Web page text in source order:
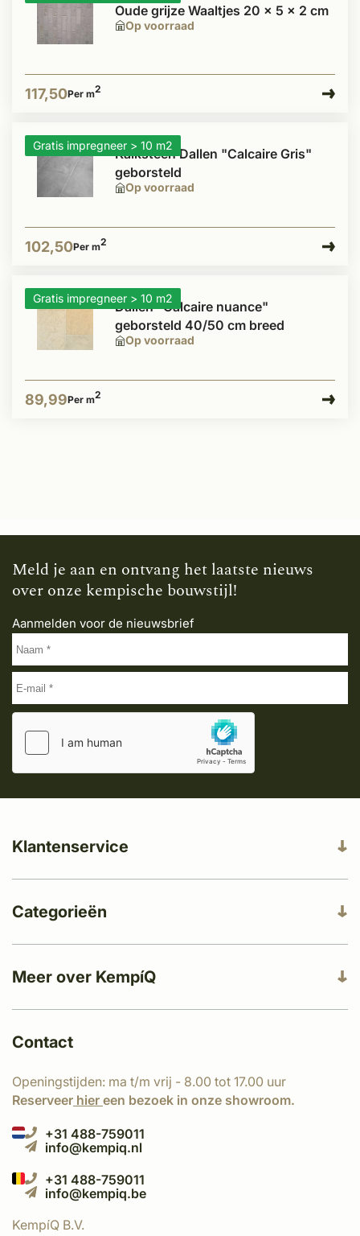
Op voorraad
Oude grijze Waaltjes 20 x 5 x 2 cm
117,50Per m2
Gratis impregneer > 10 m2
Op voorraad
Kalksteen Dallen "Calcaire Gris"
geborsteld
102,50Per m2
Gratis impregneer > 10 m2
Op voorraad
Dallen "Calcaire nuance"
geborsteld 40/50 cm breed
89,99Per m2
Meld je aan en ontvang het laatste nieuws
over onze kempische bouwstijl!
Aanmelden voor de nieuwsbrief
Meer over KempíQ
Klantenservice
Categorieën
Contact
Openingstijden: ma t/m vrij - 8.00 tot 17.00 uur
Reserveer hier een bezoek in onze showroom.
+31 488-759011
info@kempiq.nl
+31 488-759011
info@kempiq.be
KempíQ B.V.